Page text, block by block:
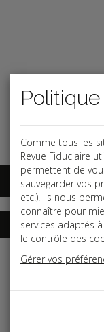
Code ouvrage
Accueil
Guides
Comme tous les
Revue Fiduciaire
permettent de
sauvegarder vos
etc.). Ils nous
connaître pour
services adaptés
le contrôle des
Gérer vos